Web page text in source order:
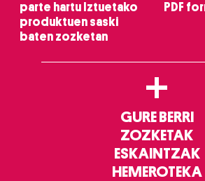
parte hartu Iztuetako
produktuen saski
baten zozketan
PDF
+
GURE BERRI
ZOZKETAK
ESKAINTZAK
HEMEROTEKA